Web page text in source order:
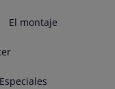
El montaje